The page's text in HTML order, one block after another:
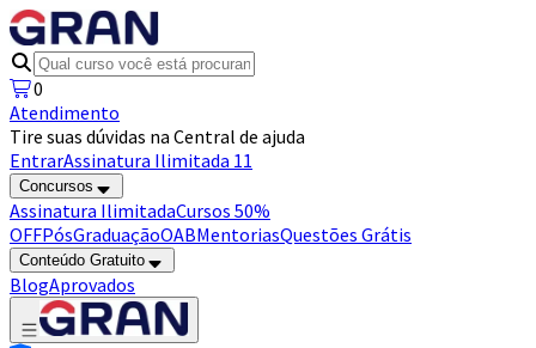
0
Atendimento
Tire suas dúvidas na Central de ajuda
EntrarAssinatura Ilimitada 11
Concursos
Assinatura IlimitadaCursos 50%
OFFPósGraduaçãoOABMentoriasQuestões Grátis
Conteúdo Gratuito
BlogAprovados